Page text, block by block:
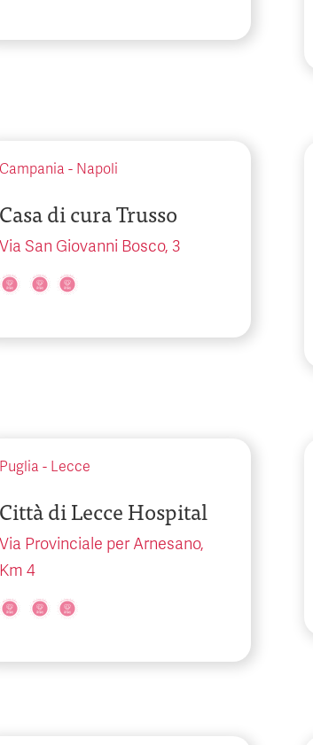
Campania - Napoli
Casa di cura Trusso
Via San Giovanni Bosco, 3
Puglia - Lecce
Città di Lecce Hospital
Via Provinciale per Arnesano,
Km 4